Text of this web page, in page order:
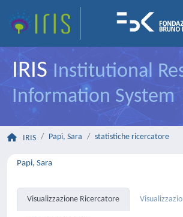
IRIS Institutional
Information System
IRIS Papi, Sara statistiche ricercatore
Papi, Sara
Visualizzazione Ricercatore